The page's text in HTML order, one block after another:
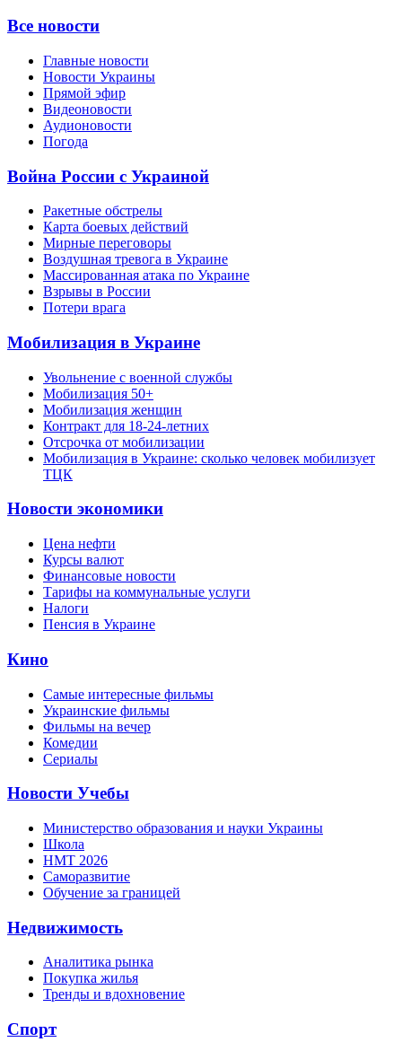
Все новости
Главные новости
Новости Украины
Прямой эфир
Видеоновости
Аудионовости
Погода
Война России с Украиной
Ракетные обстрелы
Карта боевых действий
Мирные переговоры
Воздушная тревога в Украине
Массированная атака по Украине
Взрывы в России
Потери врага
Мобилизация в Украине
Увольнение с военной службы
Мобилизация 50+
Мобилизация женщин
Контракт для 18-24-летних
Отсрочка от мобилизации
Мобилизация в Украине: сколько человек мобилизует
ТЦК
Новости экономики
Цена нефти
Курсы валют
Финансовые новости
Тарифы на коммунальные услуги
Налоги
Пенсия в Украине
Кино
Самые интересные фильмы
Украинские фильмы
Фильмы на вечер
Комедии
Сериалы
Новости Учебы
Министерство образования и науки Украины
Школа
НМТ 2026
Саморазвитие
Обучение за границей
Недвижимость
Аналитика рынка
Покупка жилья
Тренды и вдохновение
Спорт